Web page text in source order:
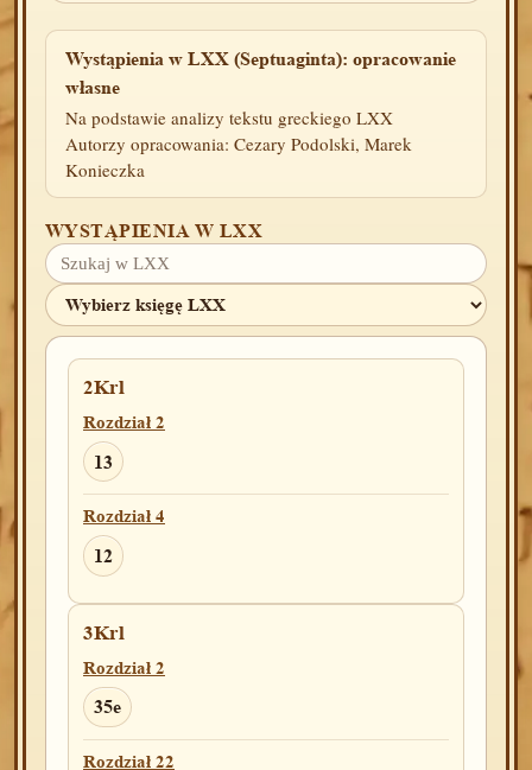
Wystąpienia w LXX (Septuaginta): opracowanie
własne
Na podstawie analizy tekstu greckiego LXX
Autorzy opracowania: Cezary Podolski, Marek
Konieczka
WYSTĄPIENIA W LXX
2Krl
Rozdział 2
13
Rozdział 4
12
3Krl
Rozdział 2
35e
Rozdział 22